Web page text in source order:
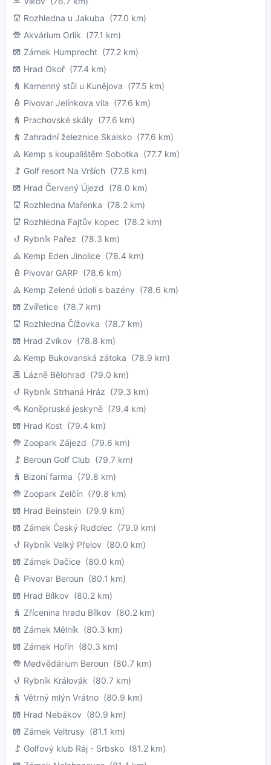
Rozhledna u Jakuba (77.0 km)
Akvárium Orlík (77.1 km)
Zámek Humprecht (77.2 km)
Hrad Okoř (77.4 km)
Kamenný stůl u Kunějova (77.5 km)
Pivovar Jelínkova vila (77.6 km)
Prachovské skály (77.6 km)
Zahradní železnice Skalsko (77.6 km)
Kemp s koupalištěm Sobotka (77.7 km)
Golf resort Na Vrších (77.8 km)
Hrad Červený Újezd (78.0 km)
Rozhledna Mařenka (78.2 km)
Rozhledna Fajtův kopec (78.2 km)
Rybník Pařez (78.3 km)
Kemp Eden Jinolice (78.4 km)
Pivovar GARP (78.6 km)
Kemp Zelené údolí s bazény (78.6 km)
Zvířetice (78.7 km)
Rozhledna Čížovka (78.7 km)
Hrad Zvíkov (78.8 km)
Kemp Bukovanská zátoka (78.9 km)
Lázně Bělohrad (79.0 km)
Rybník Strhaná Hráz (79.3 km)
Koněpruské jeskyně (79.4 km)
Hrad Kost (79.4 km)
Zoopark Zájezd (79.6 km)
Beroun Golf Club (79.7 km)
Bizoní farma (79.8 km)
Zoopark Zelčín (79.8 km)
Hrad Beinstein (79.9 km)
Zámek Český Rudolec (79.9 km)
Rybník Velký Přelov (80.0 km)
Zámek Dačice (80.0 km)
Pivovar Beroun (80.1 km)
Hrad Bílkov (80.2 km)
Zřícenina hradu Bílkov (80.2 km)
Zámek Mělník (80.3 km)
Zámek Hořín (80.3 km)
Medvědárium Beroun (80.7 km)
Rybník Královák (80.7 km)
Větrný mlýn Vrátno (80.9 km)
Hrad Nebákov (80.9 km)
Zámek Veltrusy (81.1 km)
Golfový klub Ráj - Srbsko (81.2 km)